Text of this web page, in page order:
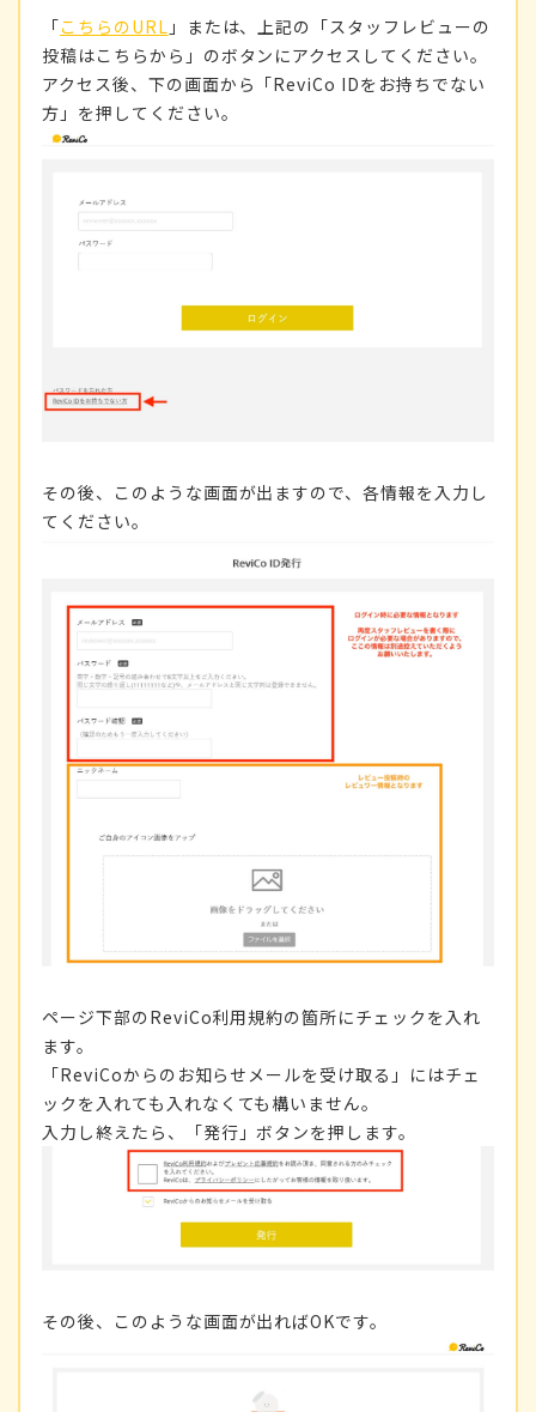
「こちらのURL 」または、上記の「スタッフレビューの
投稿はこちらから」のボタンにアクセスしてください。
アクセス後、下の画面から「ReviCo IDをお持ちでない
方」を押してください。
その後、このような画面が出ますので、各情報を入力し
てください。
ページ下部のReviCo利用規約の箇所にチェックを入れ
ます。
「ReviCoからのお知らせメールを受け取る」にはチェ
ックを入れても入れなくても構いません。
入力し終えたら、「発行」ボタンを押します。
その後、このような画面が出ればOKです。